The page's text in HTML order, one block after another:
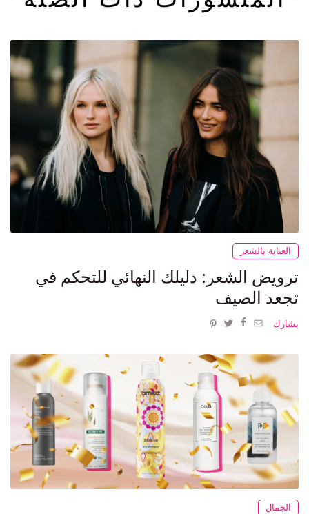
العناية بالشعر
ترويض الشعر: دليلك النهائي للتحكم في
تجعد الصيف
يشارك
الجمال